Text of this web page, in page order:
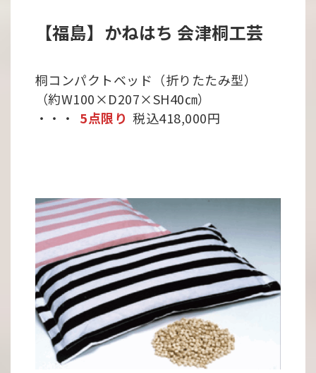
【福島】かねはち 会津桐工芸
桐コンパクトベッド（折りたたみ型）
（約W100×D207×SH40㎝）
・・・
5点限り 税込418,000円